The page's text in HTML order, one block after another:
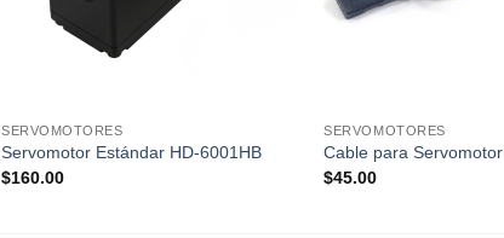
SERVOMOTORES
Servomotor Estándar HD-6001HB
$160.00
SERVOMOTORES
Cable para Servomotor
$45.00